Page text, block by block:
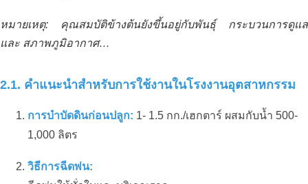
หมายเหตุ: คุณสมบัติข้างต้นยังขึ้นอยู่กับพันธุ์ กระบวนการดูแล
และ สภาพภูมิอากาศ…
2.1. คำแนะนำสำหรับการใช้งานในโรงงานอุตสาหกรรม
การบำบัดดินก่อนปลูก: 1- 1.5 กก./เฮกตาร์ ผสมกับน้ำ 500-
1,000 ลิตร
วิธีการฉีดพ่น: